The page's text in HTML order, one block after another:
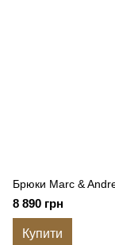
Брюки Marc &
8 890 грн
Купити